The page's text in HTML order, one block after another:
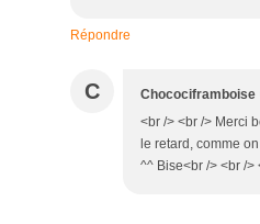
Répondre
C Chocociframboise
<br /> <br /> Merci
le retard, comme
^^ Bise<br /> <br />